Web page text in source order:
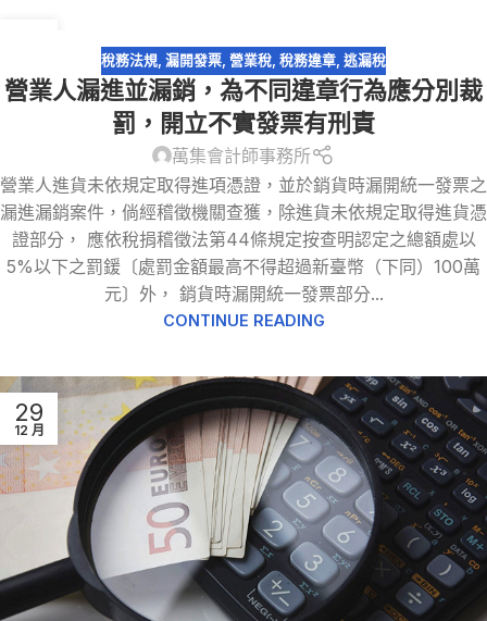
稅務法規 漏開發票 營業稅 稅務違章 逃漏稅
營業人漏進並漏銷，為不同違章行為應分別裁
罰，開立不實發票有刑責
萬集會計師事務所
營業人進貨未依規定取得進項憑證，並於銷貨時漏開統一發票之
漏進漏銷案件，倘經稽徵機關查獲，除進貨未依規定取得進貨憑
證部分， 應依稅捐稽徵法第44條規定按查明認定之總額處以
5%以下之罰鍰〔處罰金額最高不得超過新臺幣（下同）100萬
元〕外， 銷貨時漏開統一發票部分...
CONTINUE READING
29
12 月